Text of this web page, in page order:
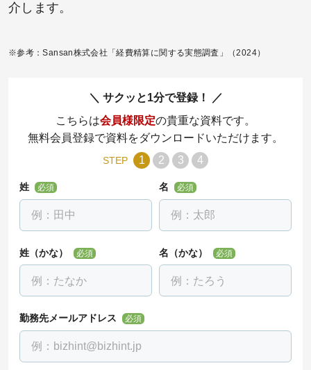
介します。
※参考：Sansan株式会社「経費精算に関する実態調査」（2024）
サクッと1分で登録！
こちらは会員様限定の貴重な資料です。
無料会員登録で資料をダウンロードいただけます。
STEP 1 2 3 4
姓 必須 名 必須
姓（かな） 必須 名（かな） 必須
勤務先メールアドレス 必須